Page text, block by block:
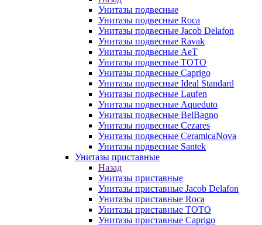
Унитазы подвесные
Унитазы подвесные Roca
Унитазы подвесные Jacob Delafon
Унитазы подвесные Ravak
Унитазы подвесные AeT
Унитазы подвесные TOTO
Унитазы подвесные Caprigo
Унитазы подвесные Ideal Standard
Унитазы подвесные Laufen
Унитазы подвесные Aqueduto
Унитазы подвесные BelBagno
Унитазы подвесные Cezares
Унитазы подвесные CeramicaNova
Унитазы подвесные Santek
Унитазы приставные
Назад
Унитазы приставные
Унитазы приставные Jacob Delafon
Унитазы приставные Roca
Унитазы приставные TOTO
Унитазы приставные Caprigo